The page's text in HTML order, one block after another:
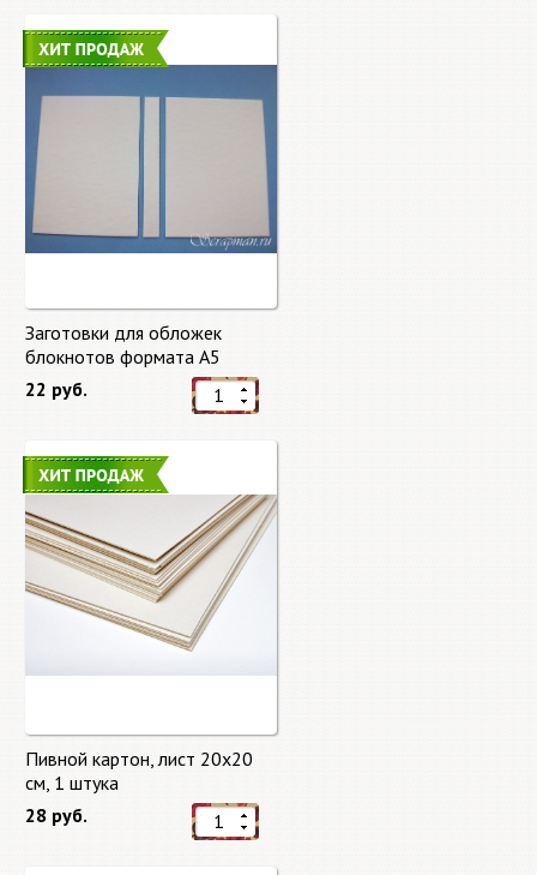
Заготовки для обложек
блокнотов формата А5
22 руб.
Пивной картон, лист 20х20
cм, 1 штука
28 руб.